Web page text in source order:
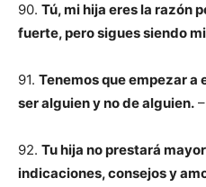
90. Tú, mi hija eres la razón
fuerte, pero sigues siendo
91. Tenemos que empezar a
ser alguien y no de alguien.
92. Tu hija no prestará
indicaciones, consejos y